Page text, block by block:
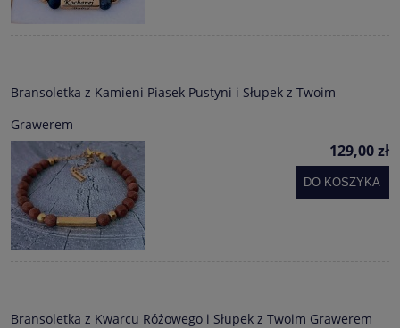
Bransoletka z Kamieni Piasek Pustyni i Słupek z Twoim
Grawerem
129,00 zł
DO KOSZYKA
Bransoletka z Kwarcu Różowego i Słupek z Twoim Grawerem